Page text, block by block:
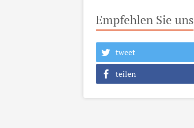
Empfehlen Sie uns
tweet
teilen